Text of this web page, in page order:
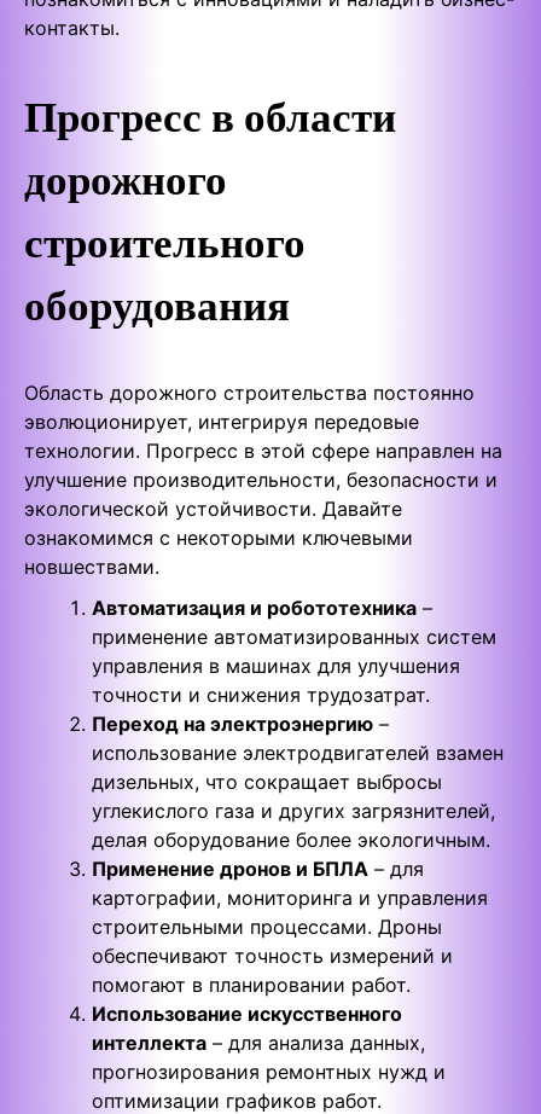
контакты.
Прогресс в области
дорожного
строительного
оборудования
Область дорожного строительства постоянно
эволюционирует, интегрируя передовые
технологии. Прогресс в этой сфере направлен на
улучшение производительности, безопасности и
экологической устойчивости. Давайте
ознакомимся с некоторыми ключевыми
новшествами.
Автоматизация и робототехника –
применение автоматизированных систем
управления в машинах для улучшения
точности и снижения трудозатрат.
Переход на электроэнергию –
использование электродвигателей взамен
дизельных, что сокращает выбросы
углекислого газа и других загрязнителей,
делая оборудование более экологичным.
Применение дронов и БПЛА – для
картографии, мониторинга и управления
строительными процессами. Дроны
обеспечивают точность измерений и
помогают в планировании работ.
Использование искусственного
интеллекта – для анализа данных,
прогнозирования ремонтных нужд и
оптимизации графиков работ.